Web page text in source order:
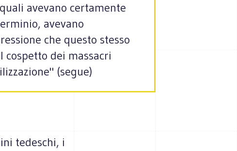
avevano certamente
avevano
che questo stesso
dei massacri
(segue)
tedeschi, i